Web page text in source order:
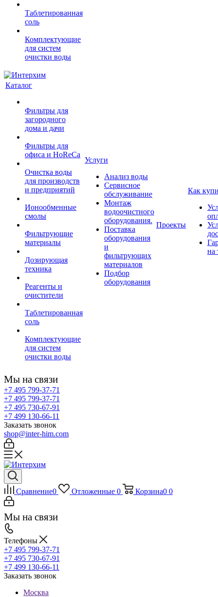
Таблетированная
соль
Комплектующие
для систем
очистки воды
Каталог
Фильтры для
загородного
дома и дачи
Фильтры для
офиса и HoReCa
Очистка воды
для производств
и предприятий
Ионообменные
смолы
Фильтрующие
материалы
Дозирующая
техника
Реагенты и
очистители
Таблетированная
соль
Комплектующие
для систем
очистки воды
Услуги
Анализ воды
Сервисное
обслуживание
Монтаж
водоочистного
оборудования.
Поставка
оборудования
и
фильтрующих
материалов
Подбор
оборудования
Проекты
Как
на
Мы на связи
+7 495 799-37-71
+7 495 799-37-71
+7 495 730-67-91
+7 499 130-66-11
Заказать звонок
shop@inter-him.com
Сравнение0 Отложенные 0 Корзина0 0
Мы на связи
Телефоны
+7 495 799-37-71
+7 495 730-67-91
+7 499 130-66-11
Заказать звонок
Москва